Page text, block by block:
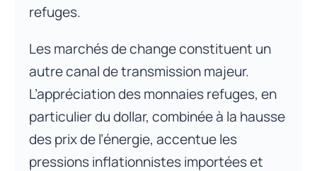
refuges.
Les marchés de change constituent un
autre canal de transmission majeur.
L’appréciation des monnaies refuges, en
particulier du dollar, combinée à la hausse
des prix de l’énergie, accentue les
pressions inflationnistes importées et